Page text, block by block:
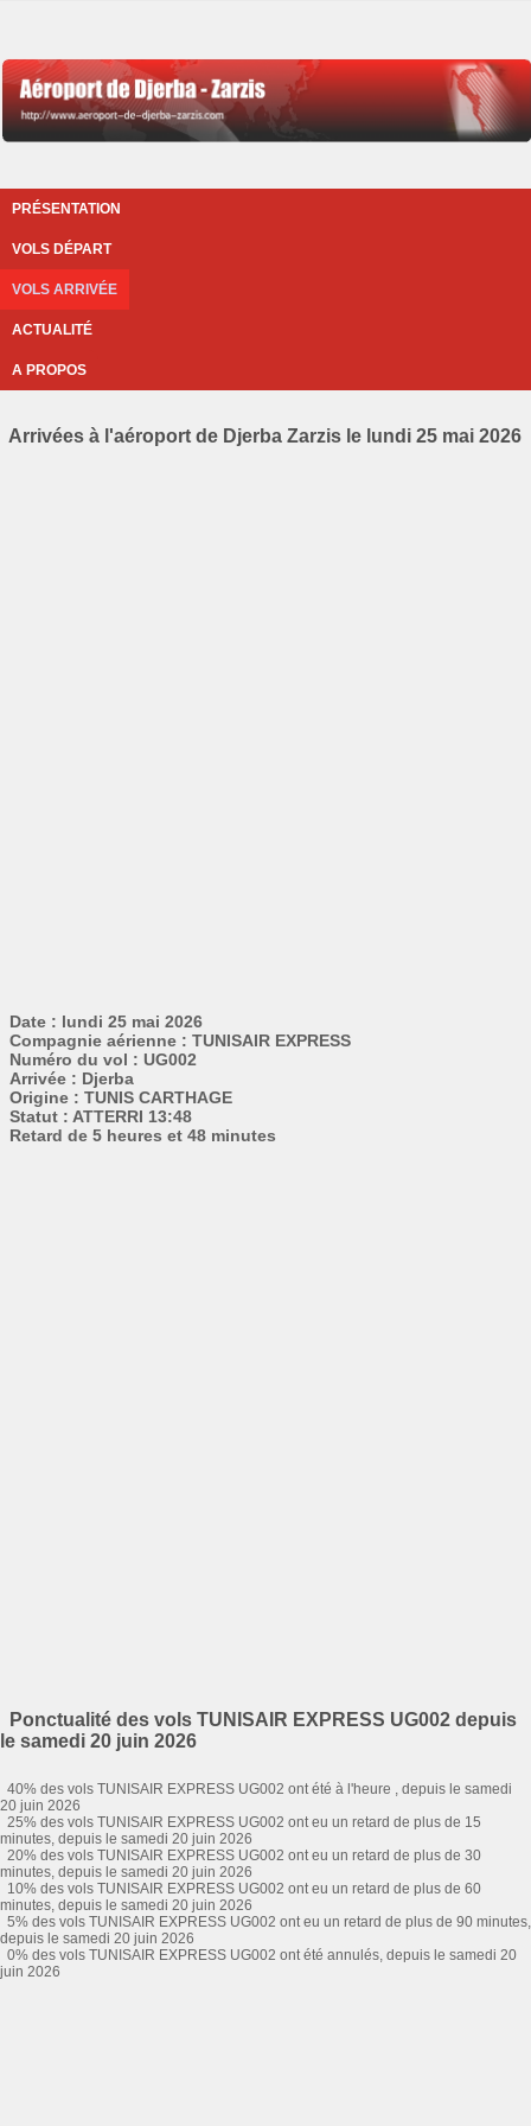
PRÉSENTATION
VOLS DÉPART
VOLS ARRIVÉE
ACTUALITÉ
A PROPOS
Arrivées à l'aéroport de Djerba Zarzis le lundi 25 mai 2026
Date : lundi 25 mai 2026
Compagnie aérienne : TUNISAIR EXPRESS
Numéro du vol : UG002
Arrivée : Djerba
Origine : TUNIS CARTHAGE
Statut : ATTERRI 13:48
Retard de 5 heures et 48 minutes
Ponctualité des vols TUNISAIR EXPRESS UG002 depuis
le samedi 20 juin 2026
40% des vols TUNISAIR EXPRESS UG002 ont été à l'heure , depuis le samedi
20 juin 2026
25% des vols TUNISAIR EXPRESS UG002 ont eu un retard de plus de 15
minutes, depuis le samedi 20 juin 2026
20% des vols TUNISAIR EXPRESS UG002 ont eu un retard de plus de 30
minutes, depuis le samedi 20 juin 2026
10% des vols TUNISAIR EXPRESS UG002 ont eu un retard de plus de 60
minutes, depuis le samedi 20 juin 2026
5% des vols TUNISAIR EXPRESS UG002 ont eu un retard de plus de 90 minutes,
depuis le samedi 20 juin 2026
0% des vols TUNISAIR EXPRESS UG002 ont été annulés, depuis le samedi 20
juin 2026